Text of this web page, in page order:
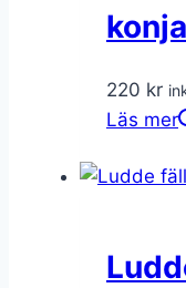
220 kr
Läs mer